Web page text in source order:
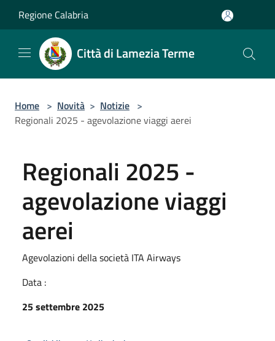
Regione Calabria
Città di Lamezia Terme
Home > Novità > Notizie >
Regionali 2025 - agevolazione viaggi aerei
Regionali 2025 -
agevolazione viaggi
aerei
Agevolazioni della società ITA Airways
Data :
25 settembre 2025